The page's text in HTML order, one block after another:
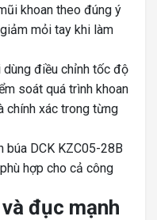
khoan theo đúng ý
mỏi tay khi làm
điều chỉnh tốc độ
soát quá trình khoan
chính xác trong từng
búa DCK KZC05-28B
hợp cho cả công
đục mạnh